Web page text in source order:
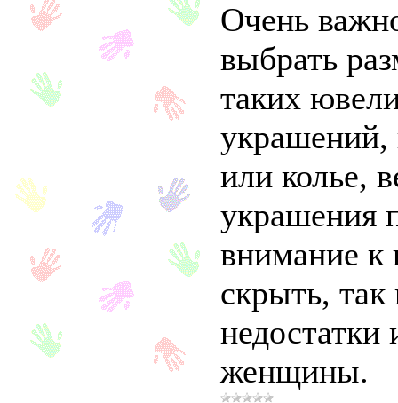
Очень
выбрать
таких
украшений,
или колье,
украшения
внимание к
скрыть, так
недостатки
женщины.